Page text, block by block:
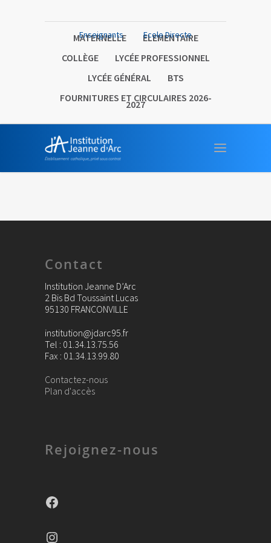
MATERNELLE
ELEMENTAIRE
COLLÈGE
LYCÉE PROFESSIONNEL
LYCÉE GÉNÉRAL
BTS
FOURNITURES ET CIRCULAIRES 2026-
2027
Enseignants Ecole Directe
Contact
Institution Jeanne D’Arc
2 Bis Bd Toussaint Lucas
95130 FRANCONVILLE
institution@jdarc95.fr
Tel : 01.34.13.75.56
Fax : 01.34.13.99.80
Contactez-nous
Plan d'accès
Rejoignez-nous